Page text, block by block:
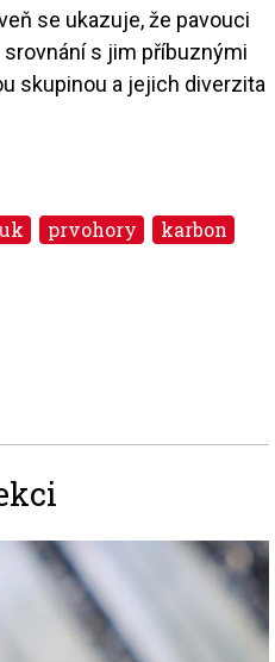
se ukazuje, že pavouci
srovnání s jim příbuznými
skupinou a jejich diverzita
prvohory karbon